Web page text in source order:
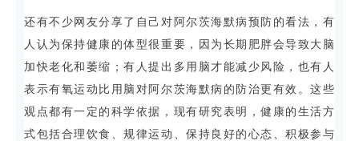
还有不少网友分享了自己对阿尔茨海默病预防的看法，有
人认为保持健康的体型很重要，因为长期肥胖会导致大脑
加快老化和萎缩；有人提出多用脑才能减少风险，也有人
表示有氧运动比用脑对阿尔茨海默病的防治更有效。这些
观点都有一定的科学依据，现有研究表明，健康的生活方
式包括合理饮食、规律运动、保持良好的心态、积极参与